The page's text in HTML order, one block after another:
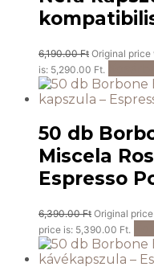
6,190.00Ft Original price
is: 5,290.00 Ft.
50 db
Miscela
Espresso
6,390.00Ft Original
price is: 5,390.00 Ft.